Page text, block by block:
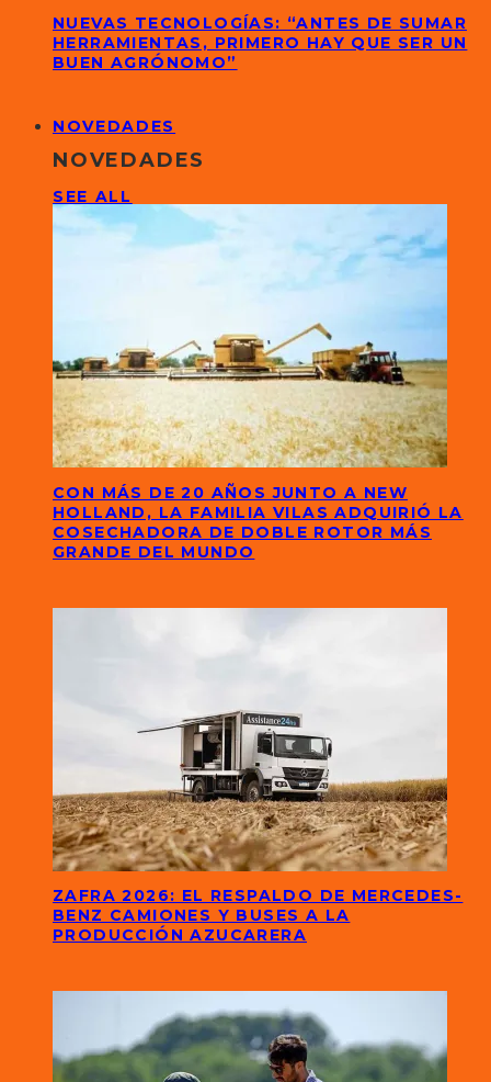
NUEVAS TECNOLOGÍAS: “ANTES DE SUMAR
HERRAMIENTAS, PRIMERO HAY QUE SER UN
BUEN AGRÓNOMO”
NOVEDADES
NOVEDADES
SEE ALL
CON MÁS DE 20 AÑOS JUNTO A NEW
HOLLAND, LA FAMILIA VILAS ADQUIRIÓ LA
COSECHADORA DE DOBLE ROTOR MÁS
GRANDE DEL MUNDO
ZAFRA 2026: EL RESPALDO DE MERCEDES-
BENZ CAMIONES Y BUSES A LA
PRODUCCIÓN AZUCARERA